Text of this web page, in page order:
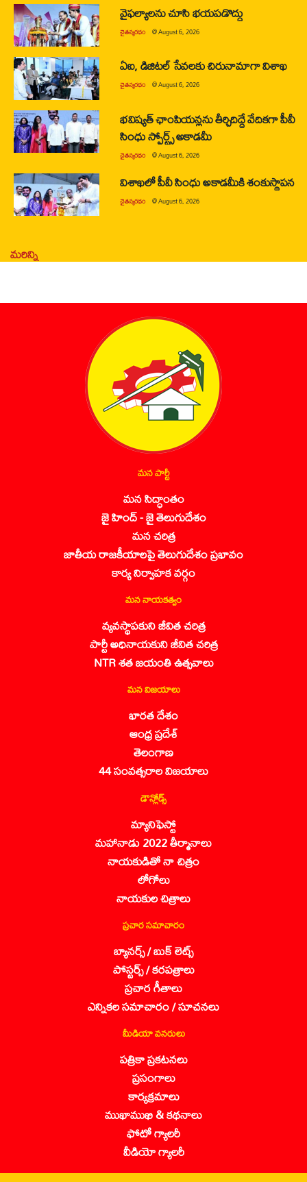
వైఫల్యాలను చూసి భయపడొద్దు
చైతన్యరధం @August 6, 2026
ఏఐ, డిజిటల్ సేవలకు చిరునామాగా విశాఖ
చైతన్యరధం @August 6, 2026
భవిష్యత్ ఛాంపియన్లను తీర్చిదిద్దే వేదికగా పీవీ
సింధు స్పోర్ట్స్ అకాడమీ
చైతన్యరధం @August 6, 2026
విశాఖలో పీవీ సింధు అకాడమీకి శంకుస్థాపన
చైతన్యరధం @August 6, 2026
మరిన్ని
మన పార్టీ
మన సిద్ధాంతం
జై హింద్ - జై తెలుగుదేశం
మన చరిత్ర
జాతీయ రాజకీయాలపై తెలుగుదేశం ప్రభావం
కార్య నిర్వాహక వర్గం
మన నాయకత్వం
వ్యవస్థాపకుని జీవిత చరిత్ర
పార్టీ అధినాయకుని జీవిత చరిత్ర
NTR శత జయంతి ఉత్సవాలు
మన విజయాలు
భారత దేశం
ఆంధ్ర ప్రదేశ్
తెలంగాణ
44 సంవత్సరాల విజయాలు
డౌన్లోడ్స్
మ్యానిఫెస్టో
మహానాడు 2022 తీర్మానాలు
నాయకుడితో నా చిత్రం
లోగోలు
నాయకుల చిత్రాలు
ప్రచార సమాచారం
బ్యానర్స్ / బుక్ లెట్స్
పోస్టర్స్ / కరపత్రాలు
ప్రచార గీతాలు
ఎన్నికల సమాచారం / సూచనలు
మీడియా వనరులు
పత్రికా ప్రకటనలు
ప్రసంగాలు
కార్యక్రమాలు
ముఖాముఖి & కథనాలు
ఫోటో గ్యాలరీ
వీడియో గ్యాలరీ